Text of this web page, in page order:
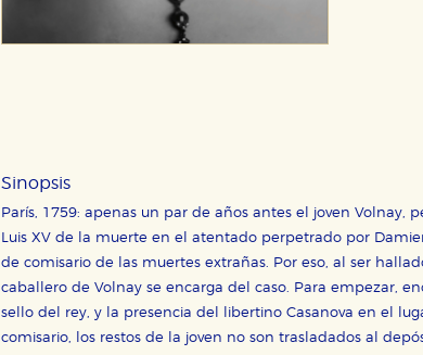
Sinopsis
París, 1759: apenas un par de años antes el joven Volnay,
Luis XV de la muerte en el atentado perpetrado por
de comisario de las muertes extrañas. Por eso, al ser
caballero de Volnay se encarga del caso. Para empezar,
sello del rey, y la presencia del libertino Casanova en el
comisario, los restos de la joven no son trasladados al
CONFIGURACIÓN DE COOKIES
Cookies necesarias
Estas cookies son necesarias para que nuestro
hacerlo desde el navegador, pero en ese caso